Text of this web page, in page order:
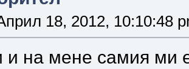
18, 2012, 10:10:48
и на мене самия ми